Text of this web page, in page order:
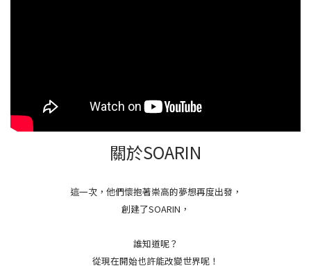
關於SOARIN
這一次，他們懷抱著崇高的夢想再度出發，
創建了SOARIN，
誰知道呢？
從現在開始也許能改變世界呢！